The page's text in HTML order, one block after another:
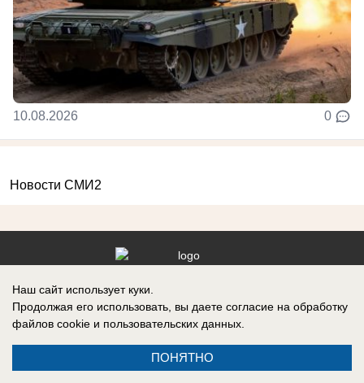
10.08.2026 0
Новости СМИ2
Реклама на сайте
Контакты
Информация
Наш сайт использует куки.
Продолжая его использовать, вы даете согласие на обработку
файлов cookie и пользовательских данных.
ПОНЯТНО